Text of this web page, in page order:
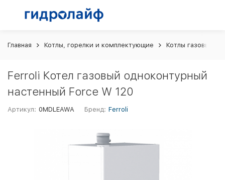
Главная Котлы, горелки и комплектующие Котлы газовые
Ferroli Котел газовый одноконтурный
настенный Force W 120
Артикул: 0MDLEAWA Бренд: Ferroli